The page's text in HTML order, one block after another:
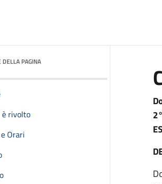
DELLA PAGINA
è rivolto
Orari